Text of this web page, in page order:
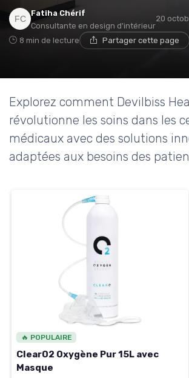
Fatiha Chérif
Consultante en design d'intérieur
20
8 min de lecture Partager cette page
Explorez comment Devilbiss
révolutionne les soins dans les
médicaux avec des solutions
adaptées aux besoins des
🔥 POPULAIRE
ClearO2 Oxygène Pur 15L avec
Masque
* En rejoignant le club, j'accepte de